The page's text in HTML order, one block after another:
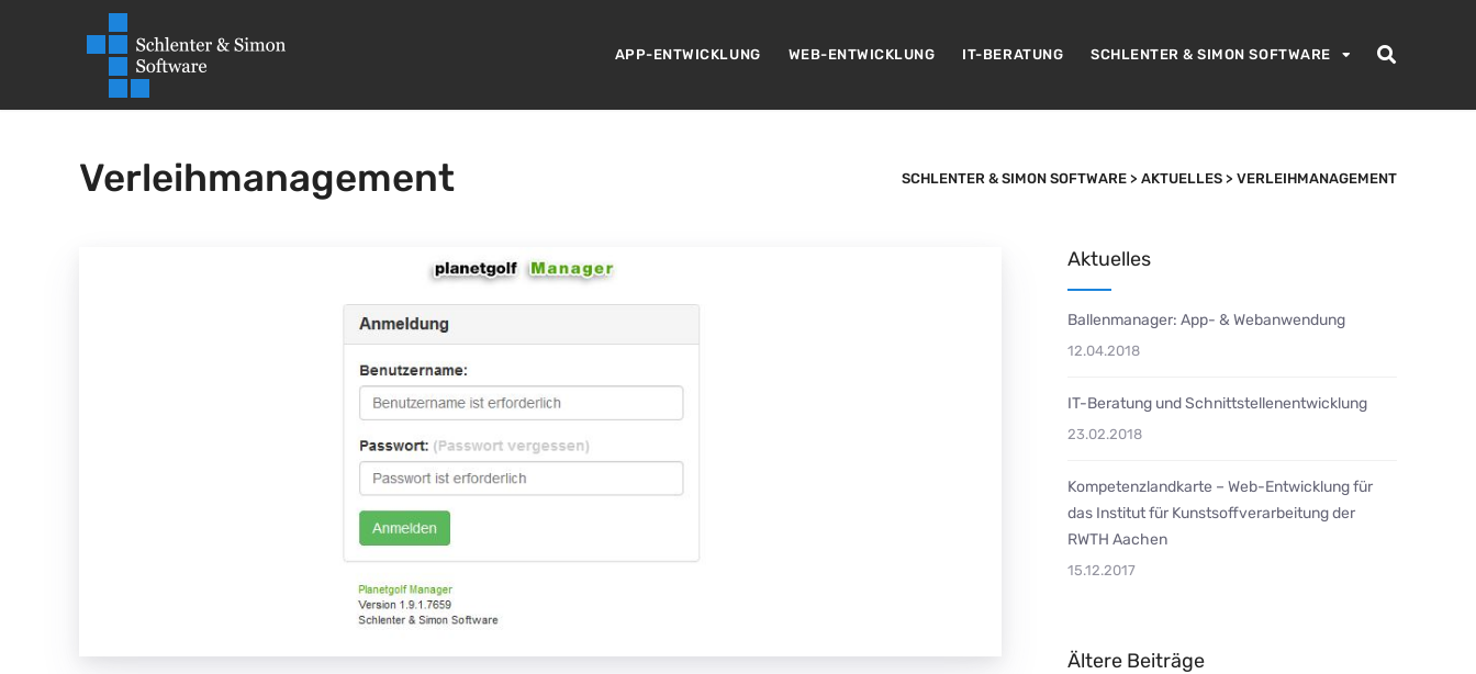
APP-ENTWICKLUNG WEB-ENTWICKLUNG IT-BERATUNG SCHLENTER & SIMON SOFTWARE
Verleihmanagement SCHLENTER & SIMON SOFTWARE > AKTUELLES > VERLEIHMANAGEMENT
Aktuelles
Ballenmanager: App- & Webanwendung
12.04.2018
IT-Beratung und Schnittstellenentwicklung
23.02.2018
Kompetenzlandkarte – Web-Entwicklung für
das Institut für Kunstsoffverarbeitung der
RWTH Aachen
15.12.2017
Ältere Beiträge